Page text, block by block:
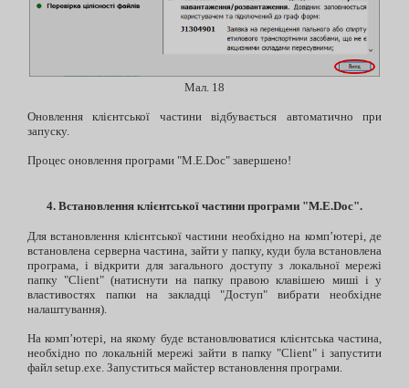
Мал. 18
Оновлення клієнтської частини відбувається автоматично при
запуску.
Процес оновлення програми "M.E.Doc" завершено!
4. Встановлення клієнтської частини програми "M.E.Doc".
Для встановлення клієнтської частини необхідно на комп’ютері, де
встановлена серверна частина, зайти у папку, куди була встановлена
програма, і відкрити для загального доступу з локальної мережі
папку "Client" (натиснути на папку правою клавішею миші і у
властивостях папки на закладці "Доступ" вибрати необхідне
налаштування).
На комп’ютері, на якому буде встановлюватися клієнтська частина,
необхідно по локальній мережі зайти в папку "Client" і запустити
файл setup.exe. Запуститься майстер встановлення програми.